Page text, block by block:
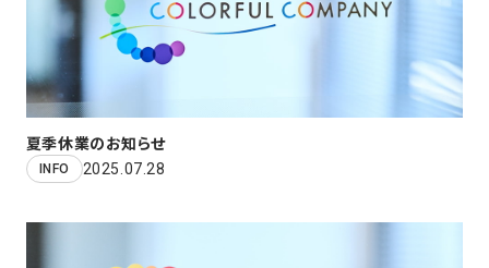
夏季休業のお知らせ
INFO 2025.07.28